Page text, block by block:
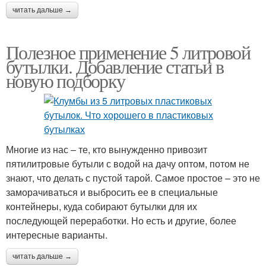
читать дальше →
Полезное применение 5 литровой
бутылки. Добавление статьи в
новую подборку
Многие из нас – те, кто вынужденно привозит
пятилитровые бутыли с водой на дачу оптом, потом не
знают, что делать с пустой тарой. Самое простое – это не
заморачиваться и выбросить ее в специальные
контейнеры, куда собирают бутылки для их
последующей переработки. Но есть и другие, более
интересные варианты.
читать дальше →